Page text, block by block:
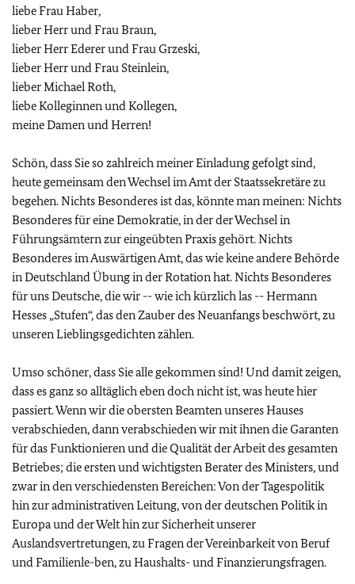
liebe Frau Haber,
lieber Herr und Frau Braun,
lieber Herr Ederer und Frau Grzeski,
lieber Herr und Frau Steinlein,
lieber Michael Roth,
liebe Kolleginnen und Kollegen,
meine Damen und Herren!
Schön, dass Sie so zahlreich meiner Einladung gefolgt sind,
heute gemeinsam den Wechsel im Amt der Staatssekretäre zu
begehen. Nichts Besonderes ist das, könnte man meinen: Nichts
Besonderes für eine Demokratie, in der der Wechsel in
Führungsämtern zur eingeübten Praxis gehört. Nichts
Besonderes im Auswärtigen Amt, das wie keine andere Behörde
in Deutschland Übung in der Rotation hat. Nichts Besonderes
für uns Deutsche, die wir -- wie ich kürzlich las -- Hermann
Hesses „Stufen“, das den Zauber des Neuanfangs beschwört, zu
unseren Lieblingsgedichten zählen.
Umso schöner, dass Sie alle gekommen sind! Und damit zeigen,
dass es ganz so alltäglich eben doch nicht ist, was heute hier
passiert. Wenn wir die obersten Beamten unseres Hauses
verabschieden, dann verabschieden wir mit ihnen die Garanten
für das Funktionieren und die Qualität der Arbeit des gesamten
Betriebes; die ersten und wichtigsten Berater des Ministers, und
zwar in den verschiedensten Bereichen: Von der Tagespolitik
hin zur administrativen Leitung, von der deutschen Politik in
Europa und der Welt hin zur Sicherheit unserer
Auslandsvertretungen, zu Fragen der Vereinbarkeit von Beruf
und Familienle-ben, zu Haushalts- und Finanzierungsfragen.